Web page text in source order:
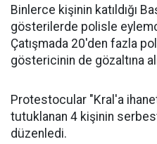
Binlerce kişinin katıldığı
gösterilerde polisle
Çatışmada 20'den fazla
göstericinin de gözaltına
Protestocular "Kral'a
tutuklanan 4 kişinin
düzenledi.